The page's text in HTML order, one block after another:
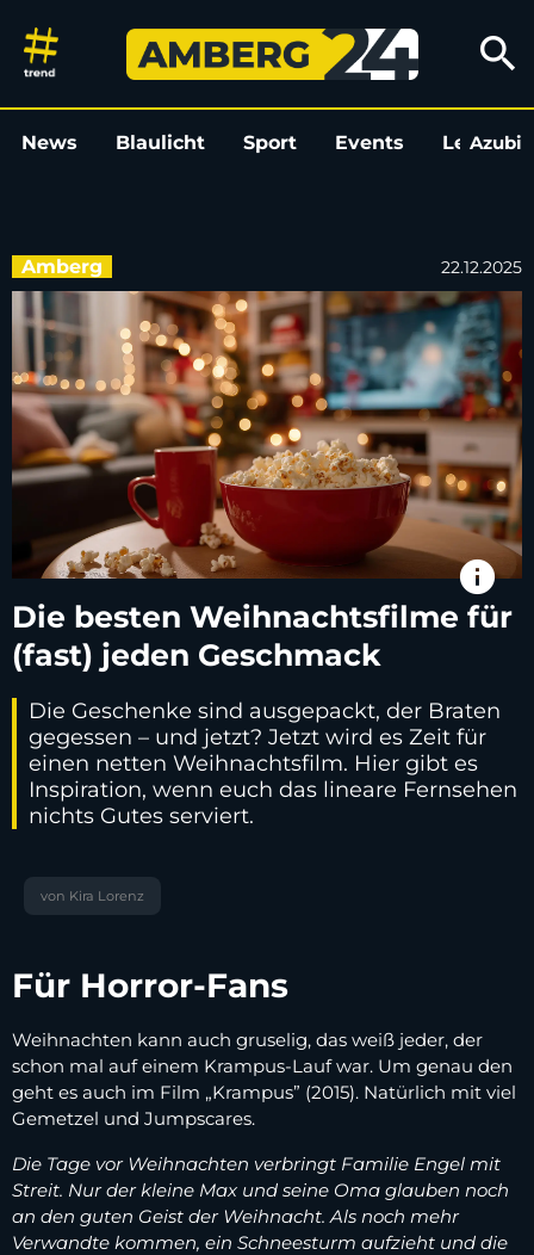
Die besten Weihnachtsfilme
search
News Blaulicht Sport Events LeoAzubi
Amberg 22.12.2025
info
Die besten Weihnachtsfilme für
(fast) jeden Geschmack
Die Geschenke sind ausgepackt, der Braten
gegessen – und jetzt? Jetzt wird es Zeit für
einen netten Weihnachtsfilm. Hier gibt es
Inspiration, wenn euch das lineare Fernsehen
nichts Gutes serviert.
von Kira Lorenz
Für Horror-Fans
Weihnachten kann auch gruselig, das weiß jeder, der
schon mal auf einem Krampus-Lauf war. Um genau den
geht es auch im Film „Krampus” (2015). Natürlich mit viel
Gemetzel und Jumpscares.
Die Tage vor Weihnachten verbringt Familie Engel mit
Streit. Nur der kleine Max und seine Oma glauben noch
an den guten Geist der Weihnacht. Als noch mehr
Verwandte kommen, ein Schneesturm aufzieht und die